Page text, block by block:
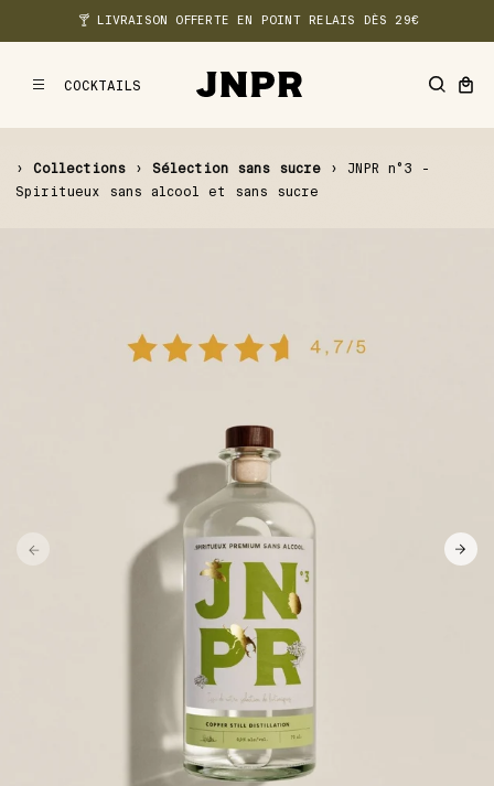
🍸 LIVRAISON OFFERTE EN POINT RELAIS DÈS 29€
COCKTAILS
› Collections › Sélection sans sucre ›
JNPR n°3 -
Spiritueux sans alcool et sans sucre